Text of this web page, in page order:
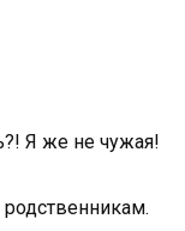
Я же не чужая!